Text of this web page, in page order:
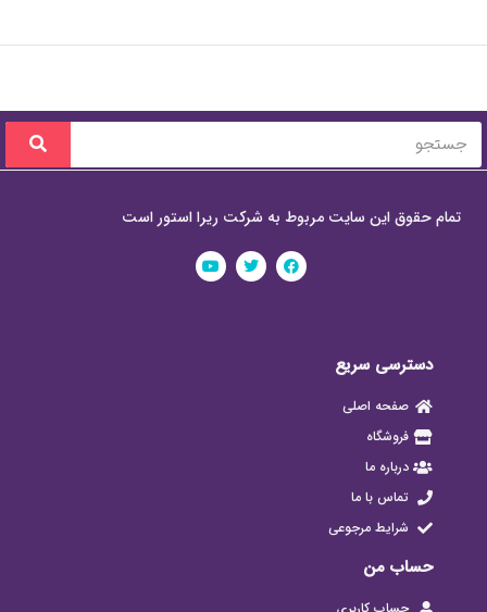
تمام حقوق این سایت مربوط به شرکت ریرا استور است
دسترسی سریع
صفحه اصلی
فروشگاه
درباره ما
تماس با ما
شرایط مرجوعی
حساب من